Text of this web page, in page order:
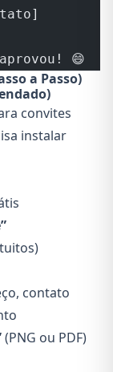
😄
a Passo)
convites
instalar
contato
(PNG ou PDF)